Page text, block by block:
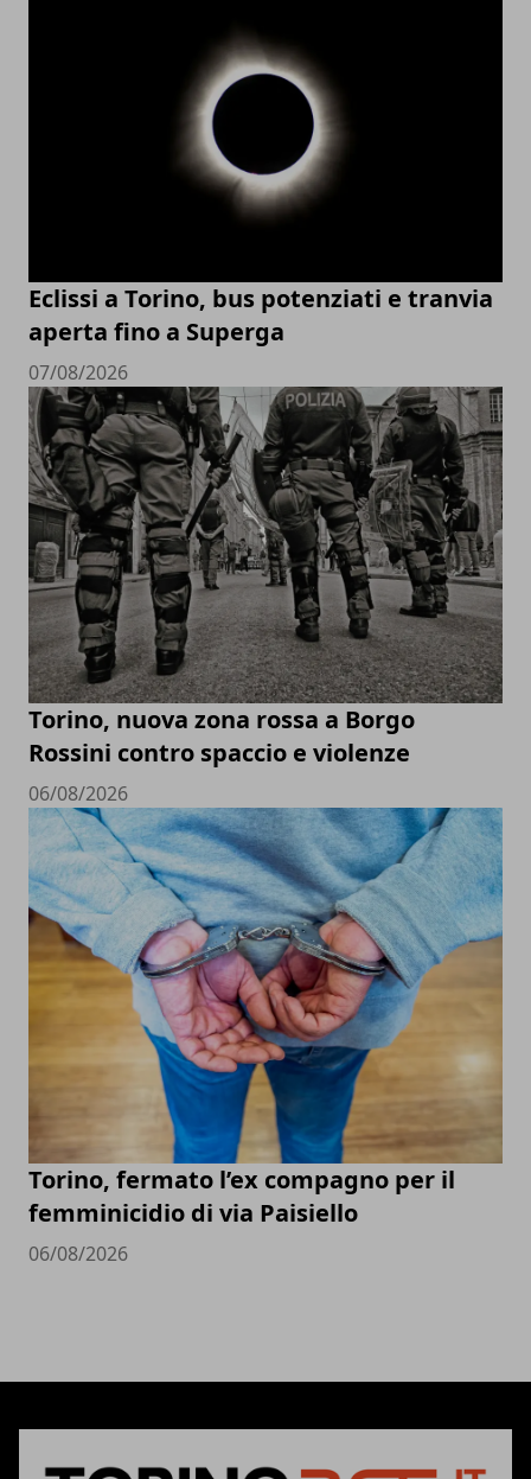
Eclissi a Torino, bus potenziati e tranvia
aperta fino a Superga
07/08/2026
Torino, nuova zona rossa a Borgo
Rossini contro spaccio e violenze
06/08/2026
Torino, fermato l’ex compagno per il
femminicidio di via Paisiello
06/08/2026